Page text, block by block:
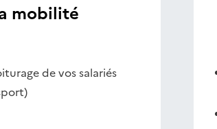
mobilité
de vos salariés